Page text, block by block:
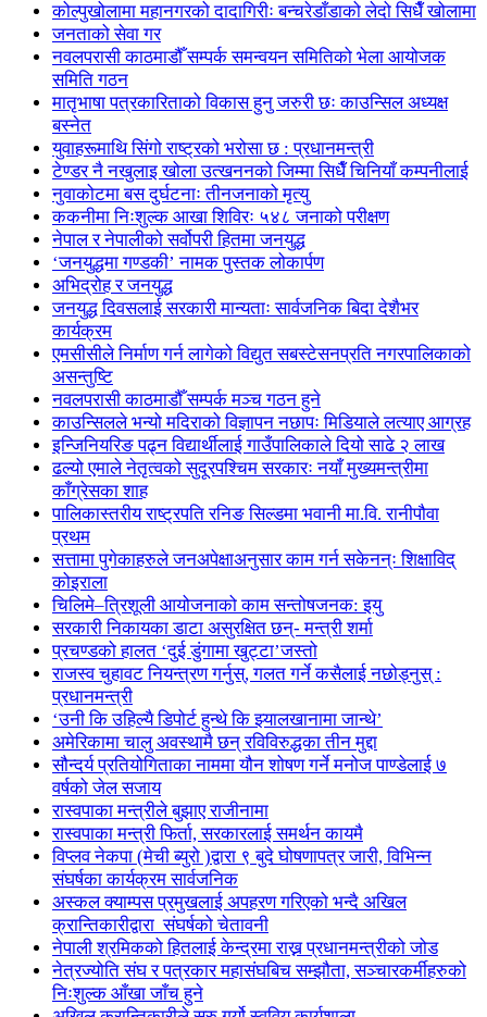
कोल्पुखोलामा महानगरको दादागिरीः बन्चरेडाँडाको लेदो सिधैँ खोलामा
जनताको सेवा गर
नवलपरासी काठमाडौँ सम्पर्क समन्वयन समितिको भेला आयोजक
समिति गठन
मातृभाषा पत्रकारिताको विकास हुनु जरुरी छः काउन्सिल अध्यक्ष
बस्नेत
युवाहरूमाथि सिंगो राष्ट्रको भरोसा छ : प्रधानमन्त्री
टेण्डर नै नखुलाइ खोला उत्खननको जिम्मा सिधैँ चिनियाँ कम्पनीलाई
नुवाकोटमा बस दुर्घटनाः तीनजनाको मृत्यु
ककनीमा निःशुल्क आखा शिविरः ५४८ जनाको परीक्षण
नेपाल र नेपालीको सर्वोपरी हितमा जनयुद्ध
‘जनयुद्धमा गण्डकी’ नामक पुस्तक लोकार्पण
अभिद्रोह र जनयुद्ध
जनयुद्ध दिवसलाई सरकारी मान्यताः सार्वजनिक बिदा देशैभर
कार्यक्रम
एमसीसीले निर्माण गर्न लागेको विद्युत सबस्टेसनप्रति नगरपालिकाको
असन्तुष्टि
नवलपरासी काठमाडौँ सम्पर्क मञ्च गठन हुने
काउन्सिलले भन्यो मदिराको विज्ञापन नछापः मिडियाले लत्याए आग्रह
इन्जिनियरिङ पढ्न विद्यार्थीलाई गाउँपालिकाले दियो साढे २ लाख
ढल्यो एमाले नेतृत्वको सुदूरपश्चिम सरकारः नयाँ मुख्यमन्त्रीमा
काँग्रेसका शाह
पालिकास्तरीय राष्ट्रपति रनिङ सिल्डमा भवानी मा.वि. रानीपौवा
प्रथम
सत्तामा पुगेकाहरुले जनअपेक्षाअनुसार काम गर्न सकेनन्ः शिक्षाविद्
कोइराला
चिलिमे–त्रिशूली आयोजनाको काम सन्तोषजनक: इयु
सरकारी निकायका डाटा असुरक्षित छन्- मन्त्री शर्मा
प्रचण्डको हालत ‘दुई डुंगामा खुट्टा’जस्तो
राजस्व चुहावट नियन्त्रण गर्नुस्, गलत गर्ने कसैलाई नछोड्नुस् :
प्रधानमन्त्री
‘उनी कि उहिल्यै डिपोर्ट हुन्थे कि झ्यालखानामा जान्थे’
अमेरिकामा चालु अवस्थामै छन् रविविरुद्धका तीन मुद्दा
सौन्दर्य प्रतियोगिताका नाममा यौन शोषण गर्ने मनोज पाण्डेलाई ७
वर्षको जेल सजाय
रास्वपाका मन्त्रीले बुझाए राजीनामा
रास्वपाका मन्त्री फिर्ता, सरकारलाई समर्थन कायमै
विप्लव नेकपा (मेची ब्युरो )द्वारा ९ बुदे घोषणापत्र जारी, विभिन्न
संघर्षका कार्यक्रम सार्वजनिक
अस्कल क्याम्पस प्रमुखलाई अपहरण गरिएको भन्दै अखिल
क्रान्तिकारीद्वारा संघर्षको चेतावनी
नेपाली श्रमिकको हितलाई केन्द्रमा राख्न प्रधानमन्त्रीको जोड
नेत्रज्योति संघ र पत्रकार महासंघबिच सम्झौता, सञ्चारकर्मीहरुको
निःशुल्क आँखा जाँच हुने